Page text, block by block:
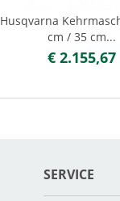
Husqvarna
cm / 35 cm...
€ 2.155,67
SERVICE